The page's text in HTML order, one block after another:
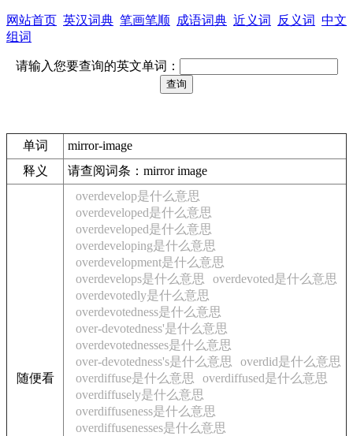
网站首页 英汉词典 笔画笔顺 成语词典 近义词 反义词 中文
组词
请输入您要查询的英文单词：
单词
mirror-image
释义
请查阅词条：mirror image
随便看
overdevelop是什么意思
overdeveloped是什么意思
overdeveloped是什么意思
overdeveloping是什么意思
overdevelopment是什么意思
overdevelops是什么意思
overdevoted是什么意思
overdevotedly是什么意思
overdevotedness是什么意思
over-devotedness'是什么意思
overdevotednesses是什么意思
over-devotedness's是什么意思
overdid是什么意思
overdiffuse是什么意思
overdiffused是什么意思
overdiffusely是什么意思
overdiffuseness是什么意思
overdiffusenesses是什么意思